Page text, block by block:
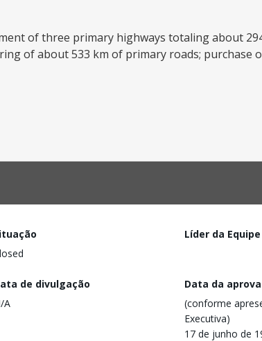
of three primary highways totaling about
of about 533 km of primary roads; purchase
Líder da Equipe
de divulgação
A
Data da
(conforme
Executiva)
17 de junho de